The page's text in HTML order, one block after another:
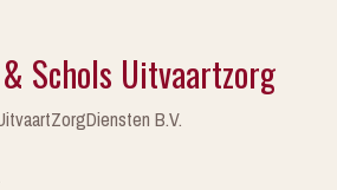
Schols Uitvaartzorg
B.V.